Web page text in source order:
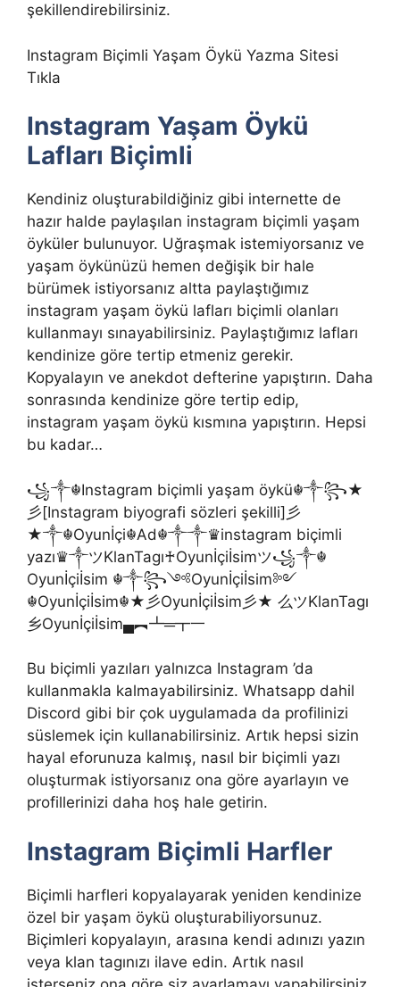
şekillendirebilirsiniz.
Instagram Biçimli Yaşam Öykü Yazma Sitesi
Tıkla
Instagram Yaşam Öykü
Lafları Biçimli
Kendiniz oluşturabildiğiniz gibi internette de
hazır halde paylaşılan instagram biçimli yaşam
öyküler bulunuyor. Uğraşmak istemiyorsanız ve
yaşam öykünüzü hemen değişik bir hale
bürümek istiyorsanız altta paylaştığımız
instagram yaşam öykü lafları biçimli olanları
kullanmayı sınayabilirsiniz. Paylaştığımız lafları
kendinize göre tertip etmeniz gerekir.
Kopyalayın ve anekdot defterine yapıştırın. Daha
sonrasında kendinize göre tertip edip,
instagram yaşam öykü kısmına yapıştırın. Hepsi
bu kadar…
꧁༒☬Instagram biçimli yaşam öykü☬༒꧂★
彡[Instagram biyografi sözleri şekilli]彡
★༒☬Oyunİçi☬Ad☬༒༒♛instagram biçimli
yazı♛༒ツKlanTagı♰Oyunİçiİsimツ꧁༒☬
Oyunİçiİsim ☬༒꧂༺Oyunİçiİsim༻
☬Oyunİçiİsim☬★彡Oyunİçiİsim彡★ 么ツKlanTagı
乡Oyunİçiİsim▄︻┻═┳一
Bu biçimli yazıları yalnızca Instagram ’da
kullanmakla kalmayabilirsiniz. Whatsapp dahil
Discord gibi bir çok uygulamada da profilinizi
süslemek için kullanabilirsiniz. Artık hepsi sizin
hayal eforunuza kalmış, nasıl bir biçimli yazı
oluşturmak istiyorsanız ona göre ayarlayın ve
profillerinizi daha hoş hale getirin.
Instagram Biçimli Harfler
Biçimli harfleri kopyalayarak yeniden kendinize
özel bir yaşam öykü oluşturabiliyorsunuz.
Biçimleri kopyalayın, arasına kendi adınızı yazın
veya klan tagınızı ilave edin. Artık nasıl